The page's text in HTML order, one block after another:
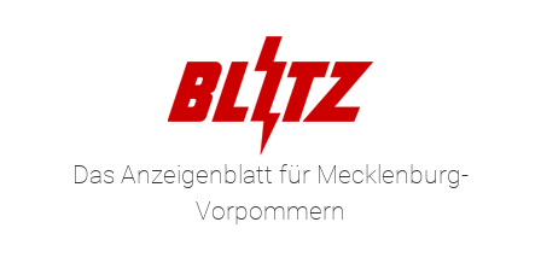
Das Anzeigenblatt für Mecklenburg-
Vorpommern